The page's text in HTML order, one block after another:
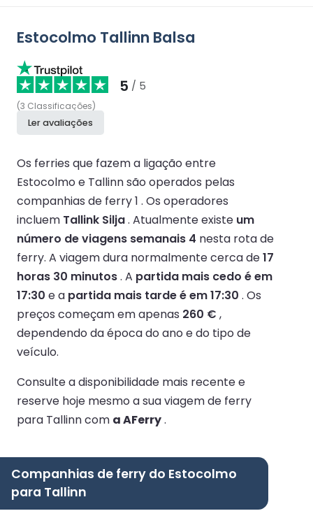
Estocolmo Tallinn Balsa
5 / 5
(3 Classificações)
Ler avaliações
Os ferries que fazem a ligação entre
Estocolmo e Tallinn são operados pelas
companhias de ferry 1 . Os operadores
incluem Tallink Silja. Atualmente existe um
número de viagens semanais 4 nesta rota de
ferry. A viagem dura normalmente cerca de17
horas 30 minutos. A partida mais cedo é em
17:30 e a partida mais tarde é em 17:30 . Os
preços começam em apenas 260 € ,
dependendo da época do ano e do tipo de
veículo.
Consulte a disponibilidade mais recente e
reserve hoje mesmo a sua viagem de ferry
para Tallinn com a AFerry.
Companhias de ferry do Estocolmo
para Tallinn